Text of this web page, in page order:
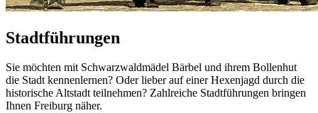
Stadtführungen
Sie möchten mit Schwarzwaldmädel Bärbel und ihrem Bollenhut
die Stadt kennenlernen? Oder lieber auf einer Hexenjagd durch die
historische Altstadt teilnehmen? Zahlreiche Stadtführungen bringen
Ihnen Freiburg näher.